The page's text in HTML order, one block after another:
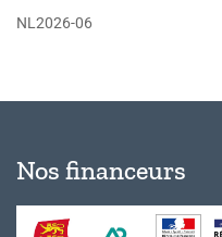
NL2026-06
Nos financeurs